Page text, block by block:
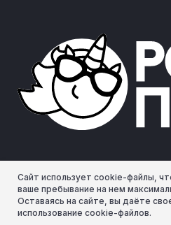
Сайт использует cookie-файлы,
ваше пребывание на нем
Оставаясь на сайте, вы даёте
использование cookie-файлов.